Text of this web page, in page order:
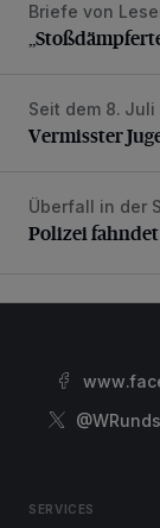
Briefe von
Vermisster
Seit dem 8.
Vermisster
Polizei fahndet
Überfall in der
Polizei
SERVICES